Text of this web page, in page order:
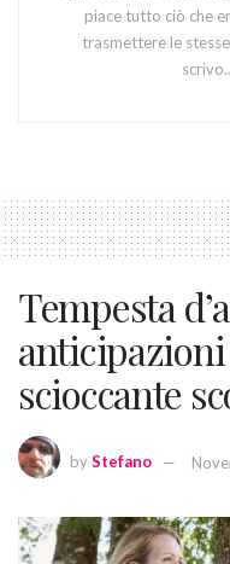
piace tutto ciò che
trasmettere le
Tempesta
anticipazioni
scioccante
byStefano